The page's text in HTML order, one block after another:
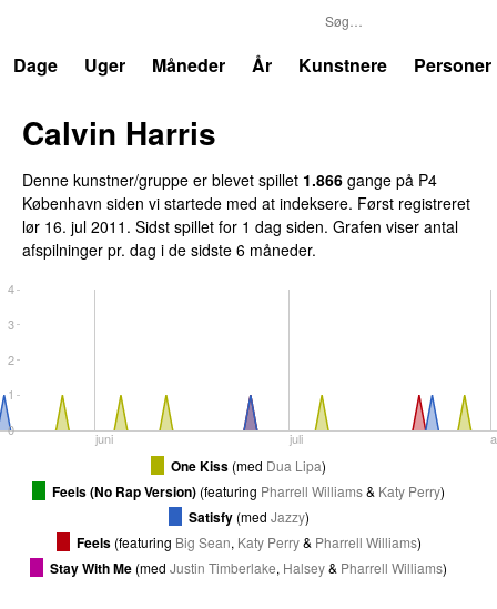
Dage
Uger Måneder År Kunstnere Personer
Calvin Harris
Denne kunstner/gruppe er blevet spillet 1.866 gange på P4
København siden vi startede med at indeksere. Først registreret
lør 16. jul 2011 . Sidst spillet for 1 dag siden. Grafen viser antal
afspilninger pr. dag i de sidste 6 måneder.
juni juli
0
1
2
3
4
One Kiss (med Dua Lipa)
Feels (No Rap Version) (featuring Pharrell Williams& Katy Perry)
Satisfy(med Jazzy)
Feels(featuring Big Sean, Katy Perry& Pharrell Williams)
Stay With Me (med Justin Timberlake, Halsey& Pharrell Williams)